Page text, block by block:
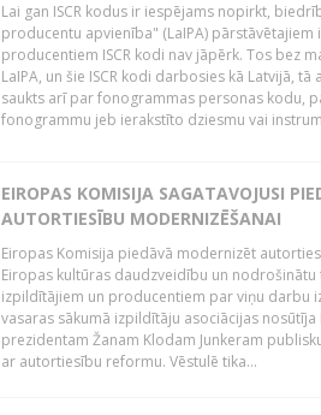
Lai gan ISCR kodus ir iespējams nopirkt,
producentu apvienība" (LaIPA) pārstāvētajiem
producentiem ISCR kodi nav jāpērk. Tos bez
LaIPA, un šie ISCR kodi darbosies kā Latvijā, tā
saukts arī par fonogrammas personas kodu,
fonogrammu jeb ierakstīto dziesmu vai
EIROPAS KOMISIJA SAGATAVOJUSI
AUTORTIESĪBU MODERNIZĒŠANAI
Eiropas Komisija piedāvā modernizēt
Eiropas kultūras daudzveidību un
izpildītājiem un producentiem par viņu darbu
vasaras sākumā izpildītāju asociācijas
prezidentam Žanam Klodam Junkeram
ar autortiesību reformu. Vēstulē tika...